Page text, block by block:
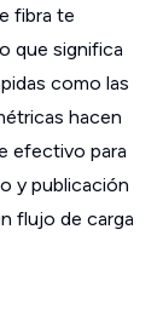
fibra te
que significa
como las
hacen
efectivo para
y publicación
flujo de carga